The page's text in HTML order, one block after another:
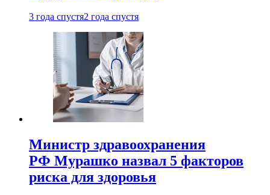
3 года спустя2 года спустя
Министр здравоохранения
РФ Мурашко назвал 5 факторов
риска для здоровья